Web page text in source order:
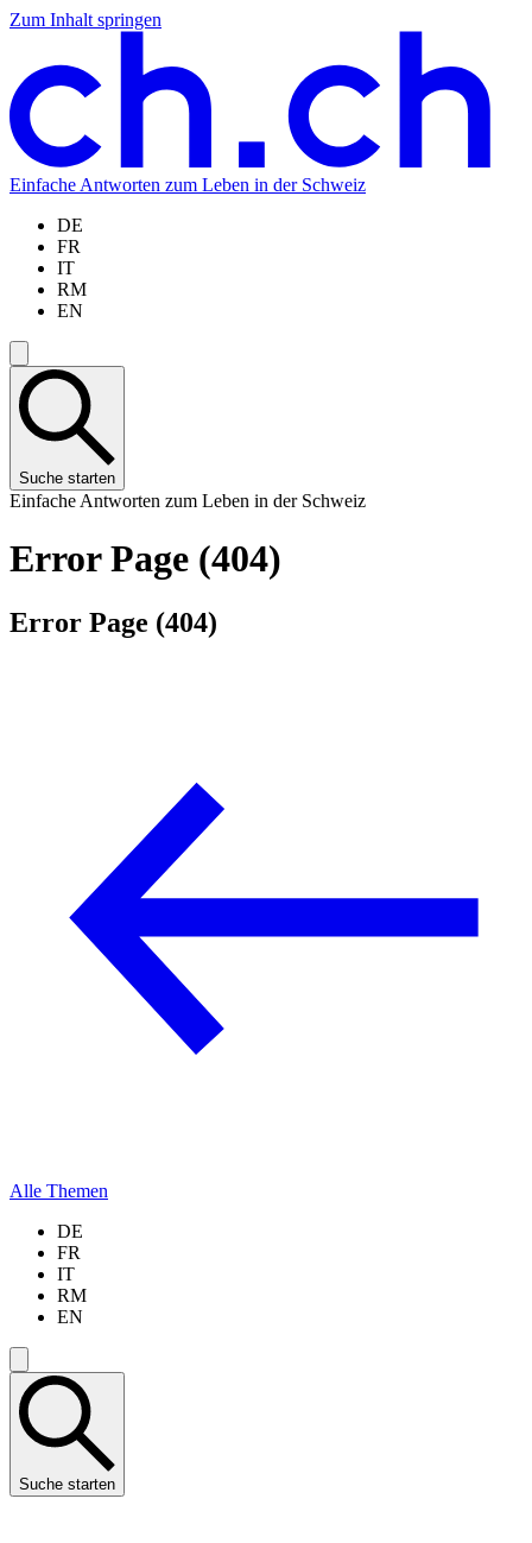
Zum Inhalt springen
Zum
springen
Zur
springen
Zur
springen
Zur
springen
Einfache Antworten zum Leben in der Schweiz
DE
FR
IT
RM
EN
Suche starten
Einfache Antworten zum Leben in der Schweiz
Error Page (404)
Error Page (404)
Alle Themen
DE
FR
IT
RM
EN
Suche starten